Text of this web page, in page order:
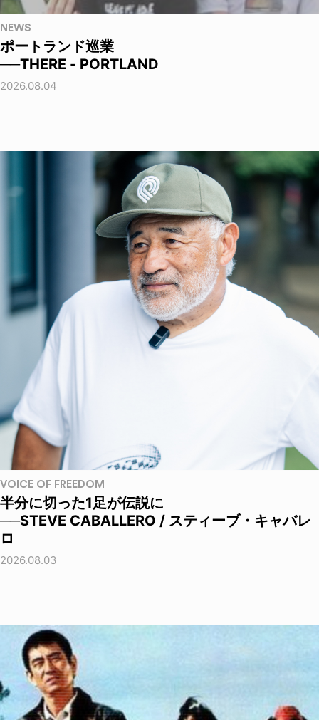
NEWS
ポートランド巡業
──THERE - PORTLAND
2026.08.04
VOICE OF FREEDOM
半分に切った1足が伝説に
──STEVE CABALLERO / スティーブ・キャバレ
ロ
2026.08.03